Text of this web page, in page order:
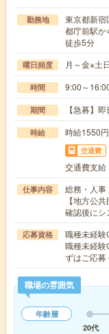
勤務地
東京都新宿
都庁前駅か
徒歩5分
曜日頻度 月～金※土
時間 9:00～
期間 【急募】
時給 時給1550円
交通費
交通費支給
仕事内容
総務・人事
【地方公
確認後に
応募資格
職種未経験
職種未経験
ずはご応
職場の雰囲気
年齢層
20代